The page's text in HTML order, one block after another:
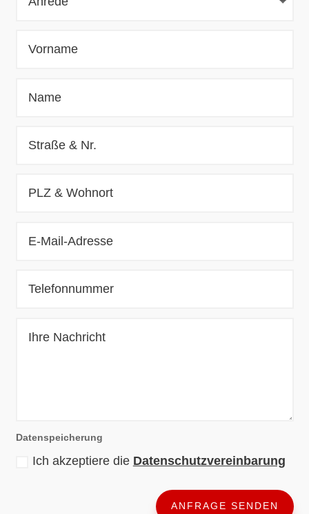
Datenspeicherung
Ich akzeptiere die Datenschutzvereinbarung
ANFRAGE SENDEN